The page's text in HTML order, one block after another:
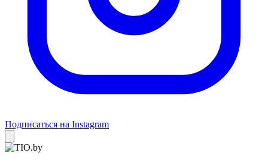
Подписаться на Instagram